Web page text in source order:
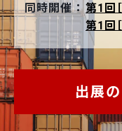
同時開催 ： 第1回
第1回
出展